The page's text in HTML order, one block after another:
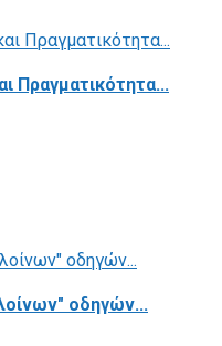
Πραγματικότητα...
οδηγών...